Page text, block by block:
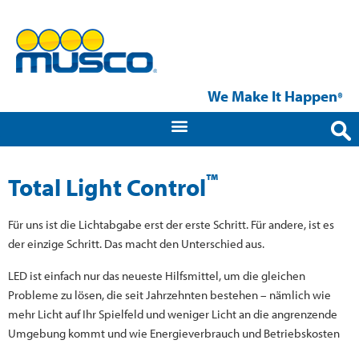
We Make It Happen®
Total Light Control™
Für uns ist die Lichtabgabe erst der erste Schritt. Für andere, ist es
der einzige Schritt. Das macht den Unterschied aus.
LED ist einfach nur das neueste Hilfsmittel, um die gleichen
Probleme zu lösen, die seit Jahrzehnten bestehen – nämlich wie
mehr Licht auf Ihr Spielfeld und weniger Licht an die angrenzende
Umgebung kommt und wie Energieverbrauch und Betriebskosten